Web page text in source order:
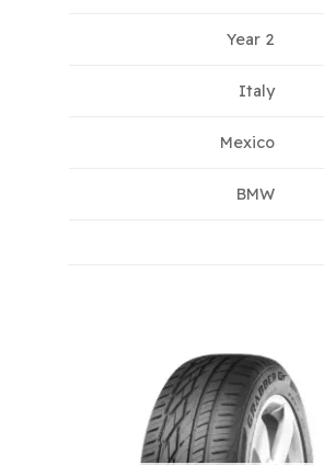
2 Year
Italy
Mexico
BMW